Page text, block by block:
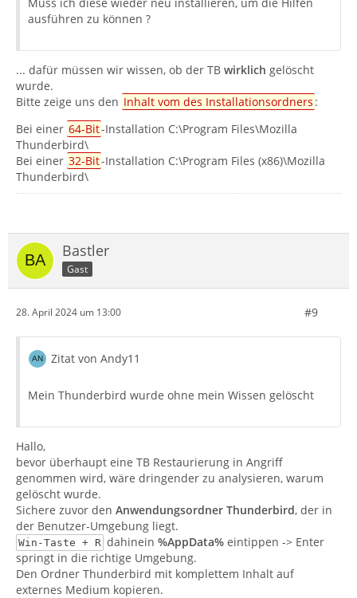
ausführen zu können ?
... dafür müssen wir wissen, ob der TB wirklich gelöscht
wurde.
Bitte zeige uns den Inhalt vom des Installationsordners :
Bei einer 64-Bit-Installation C:\Program Files\Mozilla
Thunderbird\
Bei einer 32-Bit-Installation C:\Program Files (x86)\Mozilla
Thunderbird\
Bastler
Gast
28. April 2024 um 13:00 #9
Zitat von Andy11
Mein Thunderbird wurde ohne mein Wissen gelöscht
Hallo,
bevor überhaupt eine TB Restaurierung in Angriff
genommen wird, wäre dringender zu analysieren, warum
gelöscht wurde.
Sichere zuvor den Anwendungsordner Thunderbird, der in
der Benutzer-Umgebung liegt.
Win-Taste + R dahinein %AppData%eintippen -> Enter
springt in die richtige Umgebung.
Den Ordner Thunderbird mit komplettem Inhalt auf
externes Medium kopieren.